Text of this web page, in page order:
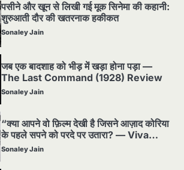
जब एक बादशाह को भीड़ में खड़ा होना पड़ा —
The Last Command (1928) Review
Sonaley Jain
“क्या आपने वो फ़िल्म देखी है जिसने आज़ाद कोरिया
के पहले सपने को परदे पर उतारा? — Viva
Freedom! (1946) रिव्यू”
Sonaley Jain
5 Horror Films जो आपको रात को अकेले नहीं
देखनी चाहिए — पर देखेंगे ज़रूर
Sonaley Jain